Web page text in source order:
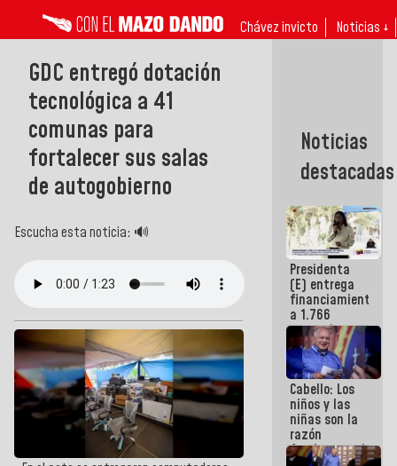
Chávez invicto Noticias ↓
GDC entregó dotación
tecnológica a 41
comunas para
fortalecer sus salas
de autogobierno
Escucha esta noticia: 🔊
Noticias
destacadas
Presidenta
(E) entrega
financiamientos
a 1.766
comerciantes
y
emprendedores
afectados
por
terremotos
Cabello: Los
niños y las
niñas son la
razón
fundamental